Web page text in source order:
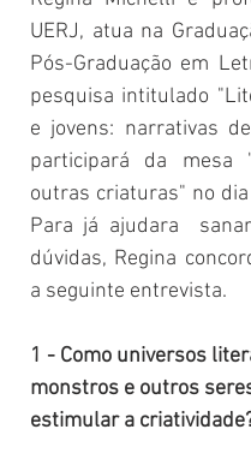
UERJ, atua na
Pós-Graduação em
pesquisa intitulado
e jovens: narrativas
participará da mesa
outras criaturas" no dia
Para já ajudara
dúvidas, Regina
a seguinte entrevista.
1 - Como universos
monstros e outros
estimular a